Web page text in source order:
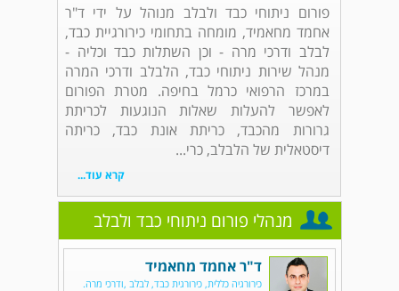
פורום ניתוחי כבד ולבלב מנוהל על ידי ד"ר
אחמד מחאמיד, מומחה בתחומי כירורגיית כבד,
לבלב ודרכי מרה - וכן השתלות כבד וכליה -
מנהל שירות ניתוחי כבד, הלבלב ודרכי המרה
במרכז הרפואי כרמל בחיפה. מטרת הפורום
לאפשר להעלות שאלות הנוגעות לכריתת
גרורות מהכבד, כריתת אונת כבד, כריתה
דיסטאלית של הלבלב, כרי...
קרא עוד...
מנהלי פורום ניתוחי כבד ולבלב
ד"ר אחמד מחאמיד
כירורגיה כללית, כירורגית כבד, לבלב ,ודרכי מרה.